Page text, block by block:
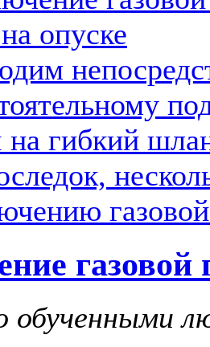
опуске
гибкий
газовой
обученными